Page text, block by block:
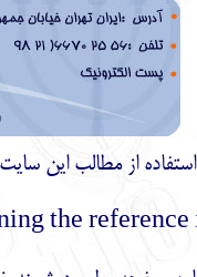
استفاده از مطالب اين